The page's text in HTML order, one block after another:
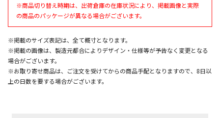
お見積商品です。金額・施工日はお打ち合わせの上、
決定となります。
※商品切り替え時期は、出荷倉庫の在庫状況により、掲載画像と実際
の商品のパッケージが異なる場合がございます。
※掲載のサイズ表記は、全て概寸となります。
※掲載の画像は、製造元都合によりデザイン・仕様等が予告なく変更となる
場合がございます。
※お取り寄せ商品は、ご注文を受けてからの商品手配となりますので、8日以
上の日数を要する場合がございます。